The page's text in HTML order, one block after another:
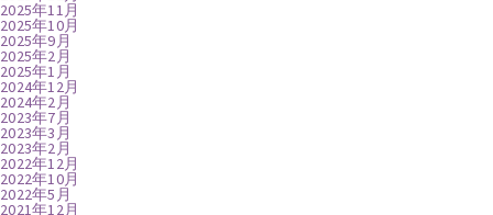
2025年11月
2025年10月
2025年9月
2025年2月
2025年1月
2024年12月
2024年2月
2023年7月
2023年3月
2023年2月
2022年12月
2022年10月
2022年5月
2021年12月